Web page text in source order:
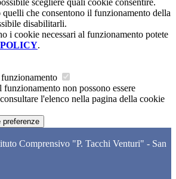
scegliere quali cookie consentire.
quelli che consentono il funzionamento della
disabilitarli.
i cookie necessari al funzionamento potete
.
non possono essere
l'elenco nella pagina della cookie
preferenze
Comprensivo "P. Tacchi Venturi" - San